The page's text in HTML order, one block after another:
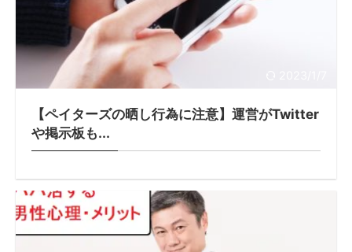
【ペイターズの晒し行為に注意】運営がTwitter
や掲示板も...